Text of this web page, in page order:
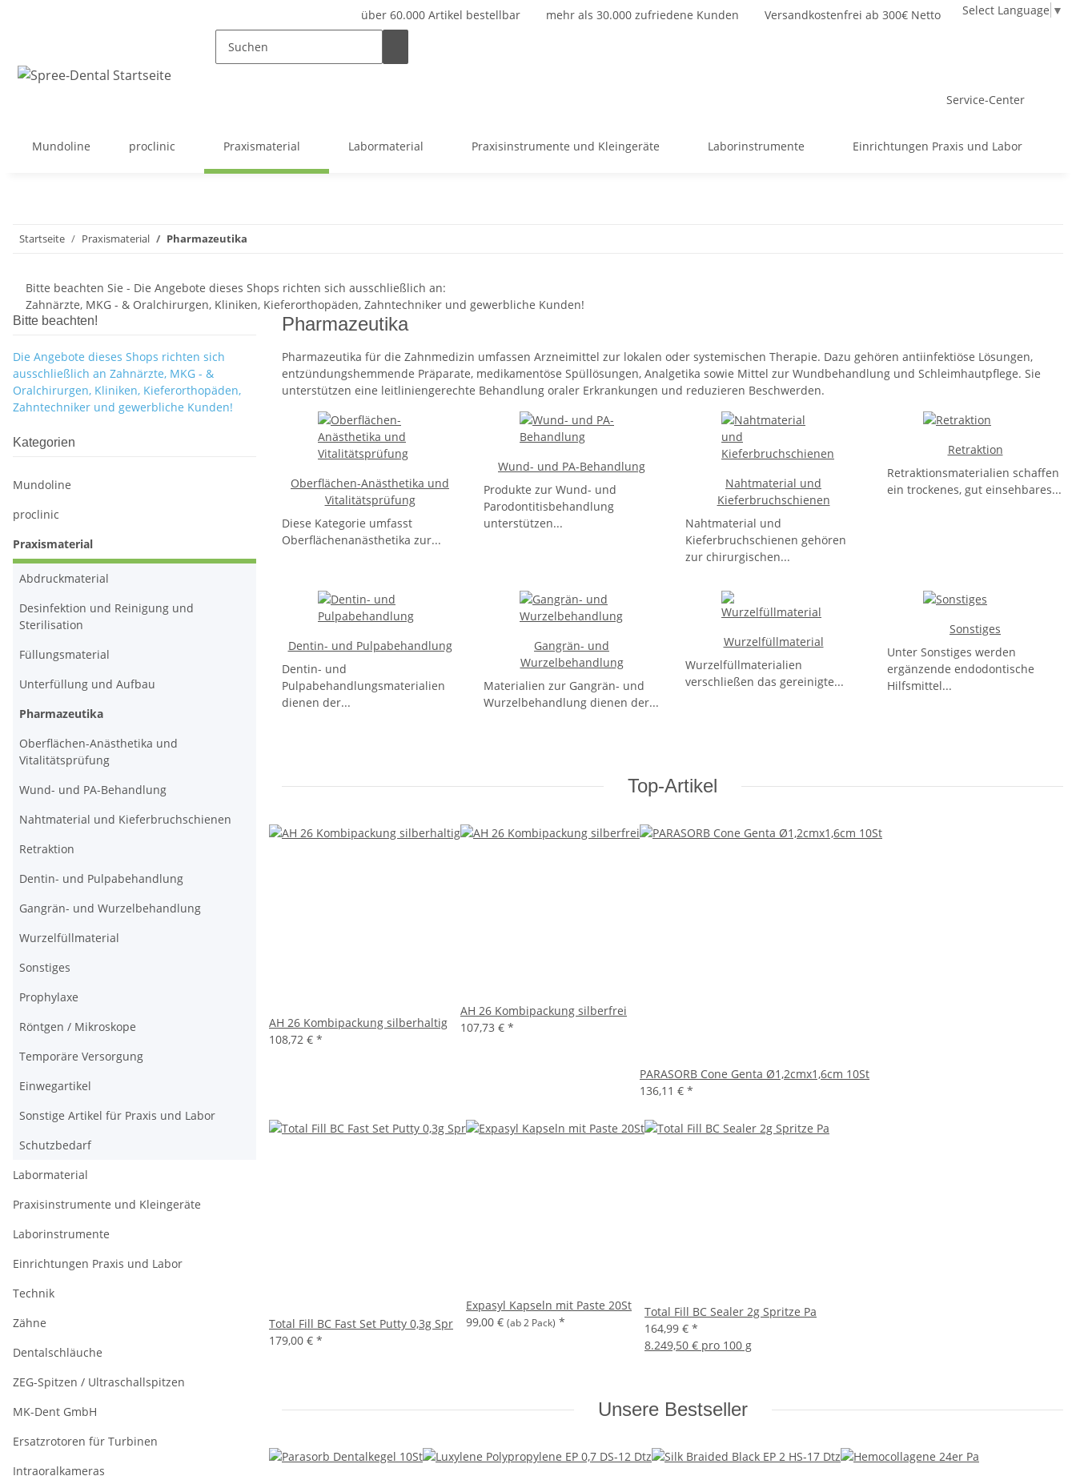
über 60.000 Artikel bestellbar mehr als 30.000 zufriedene Kunden Versandkostenfrei ab 300€ Netto Select Language ▼
Service-Center
Mundoline proclinic Praxismaterial Labormaterial Praxisinstrumente und Kleingeräte Laborinstrumente Einrichtungen Praxis und Labor
Startseite Praxismaterial Pharmazeutika
Bitte beachten Sie - Die Angebote dieses Shops richten sich ausschließlich an:
Zahnärzte, MKG - & Oralchirurgen, Kliniken, Kieferorthopäden, Zahntechniker und gewerbliche Kunden!
Pharmazeutika
Pharmazeutika für die Zahnmedizin umfassen Arzneimittel zur lokalen oder systemischen Therapie. Dazu gehören antiinfektiöse Lösungen,
entzündungshemmende Präparate, medikamentöse Spüllösungen, Analgetika sowie Mittel zur Wundbehandlung und Schleimhautpflege. Sie
unterstützen eine leitliniengerechte Behandlung oraler Erkrankungen und reduzieren Beschwerden.
Oberflächen-Anästhetika und
Vitalitätsprüfung
Diese Kategorie umfasst
Oberflächenanästhetika zur...
Wund- und PA-Behandlung
Produkte zur Wund- und
Parodontitisbehandlung
unterstützen...
Nahtmaterial und
Kieferbruchschienen
Nahtmaterial und
Kieferbruchschienen gehören
zur chirurgischen...
Retraktion
Retraktionsmaterialien schaffen
ein trockenes, gut einsehbares...
Dentin- und Pulpabehandlung
Dentin- und
Pulpabehandlungsmaterialien
dienen der...
Gangrän- und
Wurzelbehandlung
Materialien zur Gangrän- und
Wurzelbehandlung dienen der...
Wurzelfüllmaterial
Wurzelfüllmaterialien
verschließen das gereinigte...
Sonstiges
Unter Sonstiges werden
ergänzende endodontische
Hilfsmittel...
Top-Artikel
AH 26 Kombipackung silberhaltig
108,72 € *
AH 26 Kombipackung silberfrei
107,73 € *
PARASORB Cone Genta Ø1,2cmx1,6cm 10St
136,11 € *
Total Fill BC Fast Set Putty 0,3g Spr
179,00 € *
Expasyl Kapseln mit Paste 20St
99,00 € (ab 2 Pack) *
Total Fill BC Sealer 2g Spritze Pa
164,99 € *
8.249,50 € pro 100 g
Unsere Bestseller
Bitte beachten!
Die Angebote dieses Shops richten sich
ausschließlich an Zahnärzte, MKG - &
Oralchirurgen, Kliniken, Kieferorthopäden,
Zahntechniker und gewerbliche Kunden!
Kategorien
Mundoline
proclinic
Praxismaterial
Abdruckmaterial
Desinfektion und Reinigung und
Sterilisation
Füllungsmaterial
Unterfüllung und Aufbau
Pharmazeutika
Oberflächen-Anästhetika und
Vitalitätsprüfung
Wund- und PA-Behandlung
Nahtmaterial und Kieferbruchschienen
Retraktion
Dentin- und Pulpabehandlung
Gangrän- und Wurzelbehandlung
Wurzelfüllmaterial
Sonstiges
Prophylaxe
Röntgen / Mikroskope
Temporäre Versorgung
Einwegartikel
Sonstige Artikel für Praxis und Labor
Schutzbedarf
Labormaterial
Praxisinstrumente und Kleingeräte
Laborinstrumente
Einrichtungen Praxis und Labor
Technik
Zähne
Dentalschläuche
ZEG-Spitzen / Ultraschallspitzen
MK-Dent GmbH
Ersatzrotoren für Turbinen
Intraoralkameras